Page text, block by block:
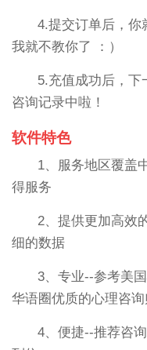
4.提交订单后，你
我就不教你了 ：）
5.充值成功后，下
咨询记录中啦！
软件特色
1、服务地区覆盖
得服务
2、提供更加高效
细的数据
3、专业--参考美
华语圈优质的心理咨
4、便捷--推荐咨